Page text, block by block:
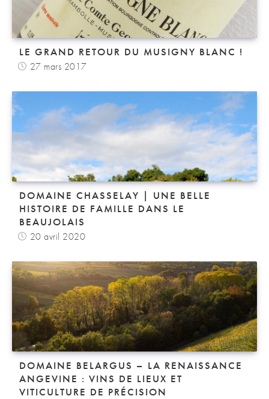
LE GRAND RETOUR DU MUSIGNY BLANC !
27 mars 2017
DOMAINE CHASSELAY | UNE BELLE
HISTOIRE DE FAMILLE DANS LE
BEAUJOLAIS
20 avril 2020
DOMAINE BELARGUS – LA RENAISSANCE
ANGEVINE : VINS DE LIEUX ET
VITICULTURE DE PRÉCISION